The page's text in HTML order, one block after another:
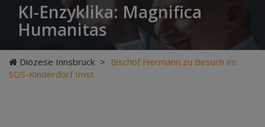
KI-Enzyklika: Magnifica
Humanitas
Diözese Innsbruck > Bischof Hermann zu Besuch im
SOS-Kinderdorf Imst